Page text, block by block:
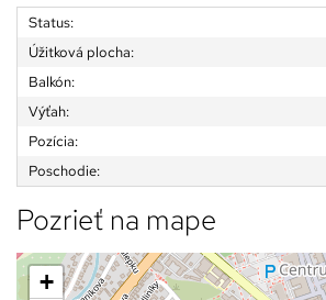
Status:
Úžitková plocha:
Balkón:
Výťah:
Pozícia:
Poschodie:
Pozrieť na mape
+